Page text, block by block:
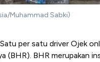
Muhammad Sabki)
per satu driver Ojek
(BHR). BHR merupakan